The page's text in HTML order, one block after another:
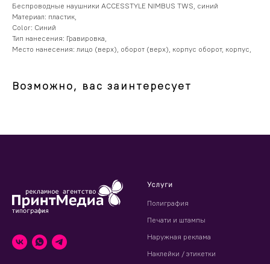
Беспроводные наушники ACCESSTYLE NIMBUS TWS, синий
Материал: пластик,
Color: Синий
Тип нанесения: Гравировка,
Место нанесения: лицо (верх), оборот (верх), корпус оборот, корпус,
Возможно, вас заинтересует
Услуги
Полиграфия
Печати и штампы
Наружная реклама
Наклейки / этикетки